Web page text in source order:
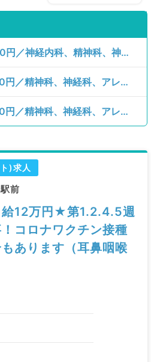
【東京都／中央区】月、火、水、木、金曜日／時給12,500円 ～ 15,000円／神経内科、精神科、神経科、アレルギー科、リウマチ科、小児科、整形外科、形成外科、美容外科、脳神経外科、呼吸器外科、心臓血管外科、小児外科、皮膚科、泌尿器科、産婦人科、産科、婦人科、眼科、耳鼻咽喉科、気管食道科、放射線科、リハビリテーション科、麻酔科、ペインクリニック、人工透析科、緩和ケア科、一般内科、循環器内科、呼吸器内科、消化器内科、内分泌・代謝内科、腎臓内科、老年内科、血液内科、外科系全般、一般外科、消化器外科、乳腺外科、総合診療科、美容皮膚科、健診・人間ドック、救急科・ＩＣＵ、病理科、基礎医学系、膠原病科、スポーツ整形外科、大腸・肛門外科、その他、産業医、科目不問
【東京都／新宿区】月、水、金、土、日曜日／時給10,000円 ～ 11,000円／精神科、神経科、アレルギー科、リウマチ科、小児科、皮膚科、産婦人科、産科、婦人科、眼科、耳鼻咽喉科、気管食道科、放射線科、リハビリテーション科、麻酔科、ペインクリニック、人工透析科、緩和ケア科、一般内科、外科系全般、一般外科、総合診療科、美容皮膚科、健診・人間ドック、救急科・ＩＣＵ、病理科、基礎医学系、その他、産業医、科目不問
【東京都／新宿区】月、水、金、土、日曜日／時給10,000円 ～ 11,000円／精神科、神経科、アレルギー科、リウマチ科、小児科、皮膚科、産婦人科、産科、婦人科、眼科、耳鼻咽喉科、気管食道科、放射線科、リハビリテーション科、麻酔科、ペインクリニック、人工透析科、緩和ケア科、一般内科、外科系全般、一般外科、総合診療科、美容皮膚科、健診・人間ドック、救急科・ＩＣＵ、病理科、基礎医学系、その他、産業医、科目不問
)求人
前
給12万円★第1.2.4.5週
コロナワクチン接種
あります（耳鼻咽喉